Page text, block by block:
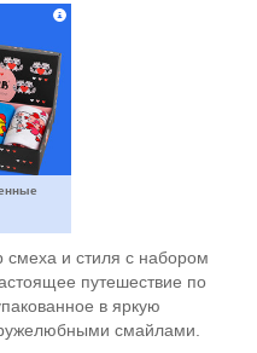
и стиля с набором
путешествие по
в яркую
смайлами.